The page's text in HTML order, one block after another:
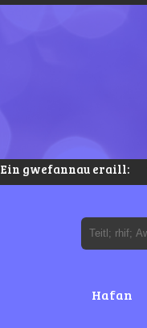
Ein gwefannau eraill:
Hafan